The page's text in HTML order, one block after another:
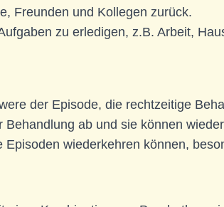
Freunden und Kollegen zurück.
zu erledigen, z.B. Arbeit,
der Episode, die rechtzeitige
ab und sie können
wiederkehren können,